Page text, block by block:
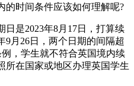
的时间条件应该如何理解呢?
是2023年8月17日，打算续
9月26日，两个日期的间隔超
，学生就不符合英国境内续
所在国家或地区办理英国学生